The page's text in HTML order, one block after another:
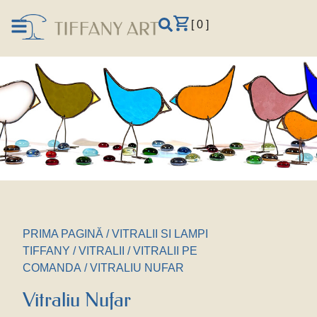
[ 0 ]
PRIMA PAGINĂ /VITRALII SI LAMPI
TIFFANY /VITRALII /VITRALII PE
COMANDA / VITRALIU NUFAR
Vitraliu Nufar